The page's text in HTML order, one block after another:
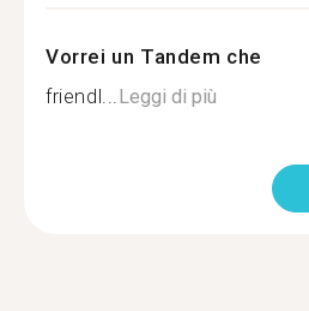
Vorrei un Tandem che
friendl...Leggi di più